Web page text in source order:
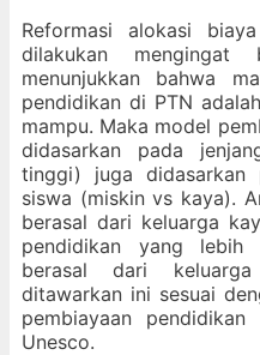
Reformasi alokasi
dilakukan mengingat
menunjukkan bahwa
pendidikan di PTN
mampu. Maka model
didasarkan pada
tinggi) juga didasarkan
siswa (miskin vs kaya).
berasal dari keluarga
pendidikan yang
berasal dari
ditawarkan ini sesuai
pembiayaan
Unesco.